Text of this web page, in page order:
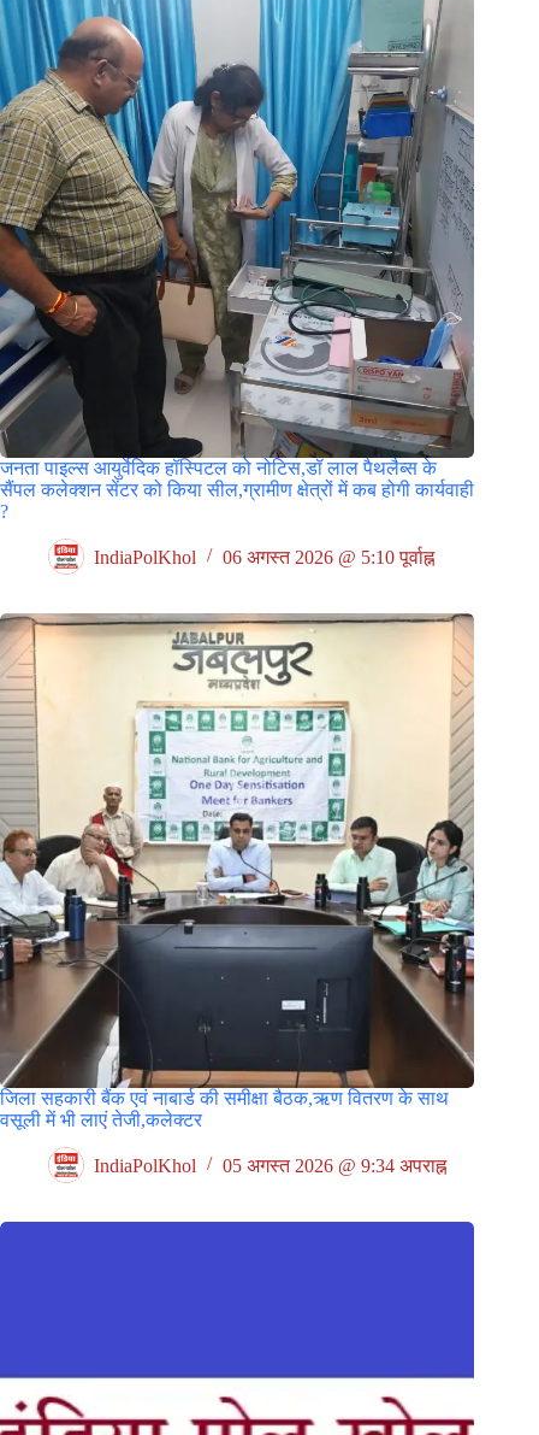
जनता पाइल्स आयुर्वेदिक हॉस्पिटल को नोटिस,डॉ लाल पैथलैब्स के
सैंपल कलेक्शन सेंटर को किया सील,ग्रामीण क्षेत्रों में कब होगी कार्यवाही
?
IndiaPolKhol 06 अगस्त 2026 @ 5:10 पूर्वाह्न
जिला सहकारी बैंक एवं नाबार्ड की समीक्षा बैठक,ऋण वितरण के साथ
वसूली में भी लाएं तेजी,कलेक्टर
IndiaPolKhol 05 अगस्त 2026 @ 9:34 अपराह्न